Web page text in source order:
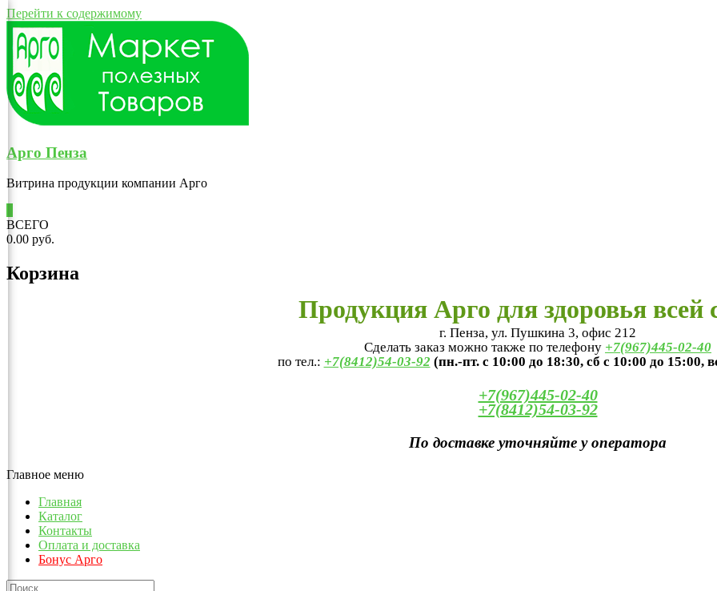
Перейти к содержимому
Арго Пенза
Витрина продукции компании Арго
ВСЕГО
0.00 руб.
Корзина
Продукция Арго для здоровья всей
г. Пенза, ул. Пушкина 3, офис 212
Сделать заказ можно также по телефону +7(967)445-02-40
по тел.: +7(8412)54-03-92 (пн.-пт. с 10:00 до 18:30, сб с 10:00 до 15:00,
+7(967)445-02-40
+7(8412)54-03-92
По доставке уточняйте у оператора
Главное меню
Главная
Каталог
Контакты
Оплата и доставка
Бонус Арго